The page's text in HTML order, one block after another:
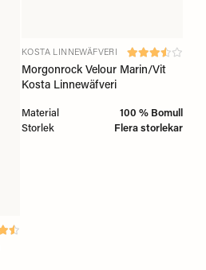
KOSTA LINNEWÄFVERI
Morgonrock Velour Marin/Vit
Kosta Linnewäfveri
Material
100 % Bomull
Storlek
Flera storlekar